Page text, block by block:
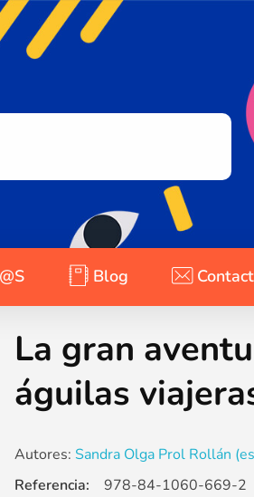
Blog
La gran
águilas
Autores: Sandra Olga Prol Rollán
Referencia: 978-84-1060-669-2